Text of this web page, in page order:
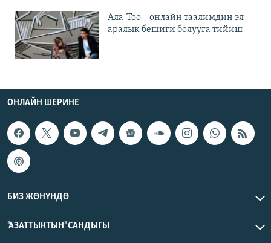
Ала-Тоо – онлайн таалимдин эл
аралык бешиги болууга тийиш
ОНЛАЙН ШЕРИНЕ
БИЗ ЖӨНҮНДӨ
"АЗАТТЫКТЫН" САНДЫГЫ